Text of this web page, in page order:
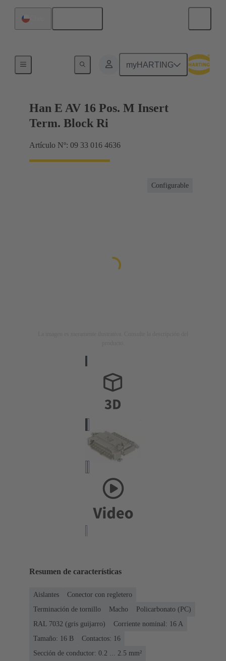
myHARTING
Conector con regletero
Han E AV 16 Pos. M Insert
Term. Block Ri
Artículo Nº: 09 33 016 4636
Configurable
Resumen de características
Aislantes
Conector con regletero
Terminación de tornillo
Macho
Policarbonato (PC)
RAL 7032 (gris guijarro)
Corriente nominal: ‌16 A
Tamaño: 16 B
Contactos: 16
Sección de conductor: 0.2 ... 2.5 mm²